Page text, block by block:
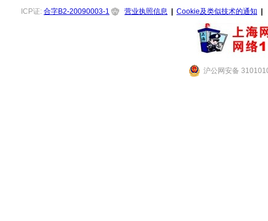
ICP证: 合字B2-20090003-1 营业执照信息 Cookie及类似技术的通知
沪公网安备